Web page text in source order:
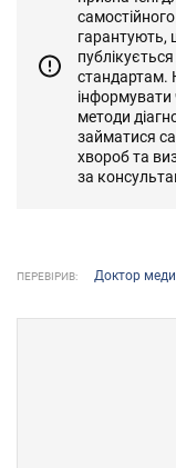
гарантують,
стандартам.
інформувати
методи
займатися
хвороб та
за
ПЕРЕВІРИВ: Доктор